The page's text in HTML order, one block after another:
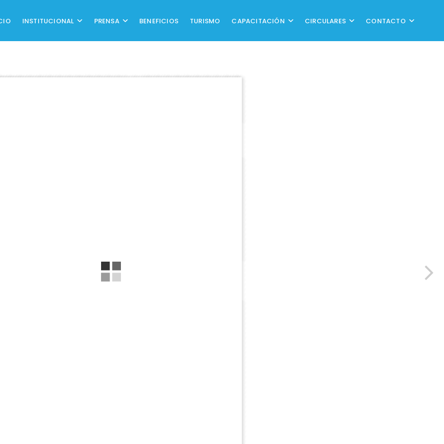
INSTITUCIONAL PRENSA BENEFICIOS TURISMO CAPACITACIÓN CIRCULARES CONTACTO